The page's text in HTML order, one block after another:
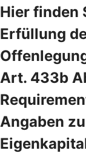
Hier finden
Erfüllung
Art. 433b
Angaben